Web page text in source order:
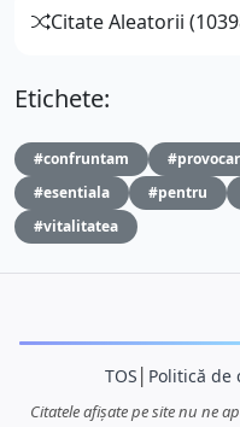
Citate Aleatorii
Etichete:
#confruntam
#esentiala
#pentru
#vitalitatea
TOS Politică de
Citatele afișate pe site nu ne